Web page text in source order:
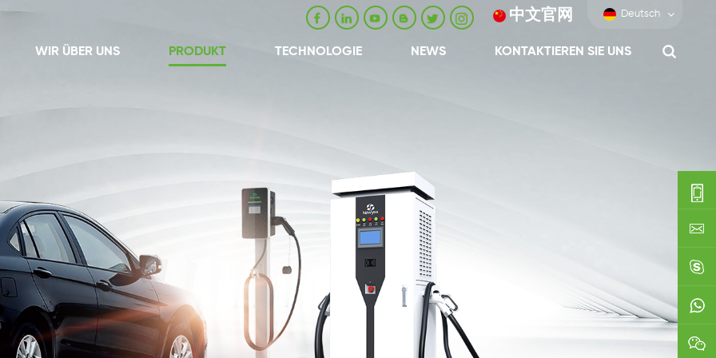
中文官网 Deutsch
WIR ÜBER UNS PRODUKT TECHNOLOGIE NEWS KONTAKTIEREN SIE UNS
0086-
0592-